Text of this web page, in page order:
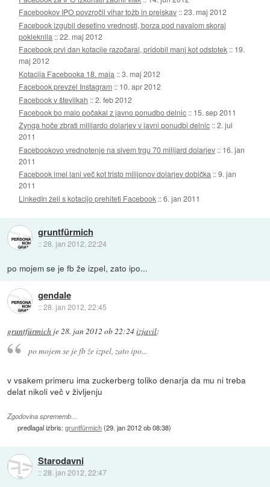
Facebookov IPO povzročil vihar tožb in preiskav ::23. maj 2012
Facebook izgubil desetino vrednosti, borza pod navalom skoraj
pokleknila ::22. maj 2012
Facebook prvi dan kotacije razočaral, pridobil manj kot odstotek :: 19.
maj 2012
Kotacija Facebooka 18. maja ::3. maj 2012
Facebook prevzel Instagram :: 10. apr 2012
Facebook v številkah ::2. feb 2012
Facebook bo malo počakal z javno ponudbo delnic :: 15. sep 2011
Zynga hoče zbrati milijardo dolarjev v javni ponudbi delnic ::2. jul
2011
Facebookovo vrednotenje na sivem trgu 70 milijard dolarjev :: 16. jan
2011
Facebook imel lani več kot tristo milijonov dolarjev dobička ::9. jan
2011
LinkedIn želi s kotacijo prehiteti Facebook ::6. jan 2011
gruntfürmich
::28. jan 2012, 22:24
po mojem se je fb že izpel, zato ipo...
gendale
::28. jan 2012, 22:45
gruntfürmich je28. jan 2012 ob 22:24izjavil:
po mojem se je fb že izpel, zato ipo...
v vsakem primeru ima zuckerberg toliko denarja da mu ni treba
delat nikoli več v življenju
Zgodovina sprememb…
predlagal izbris:gruntfürmich(29. jan 2012 ob 08:38)
Starodavni
::28. jan 2012, 22:47